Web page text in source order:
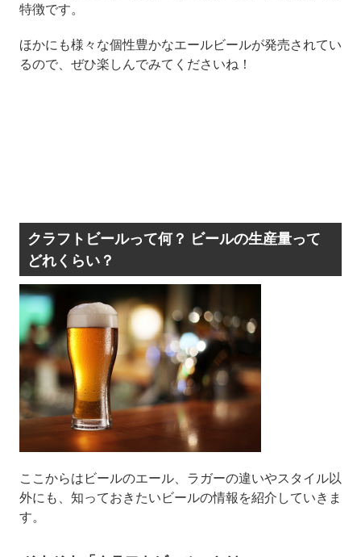
特徴です。
ほかにも様々な個性豊かなエールビールが発売されてい
るので、ぜひ楽しんでみてくださいね！
クラフトビールって何？ ビールの生産量って
どれくらい？
ここからはビールのエール、ラガーの違いやスタイル以
外にも、知っておきたいビールの情報を紹介していきま
す。